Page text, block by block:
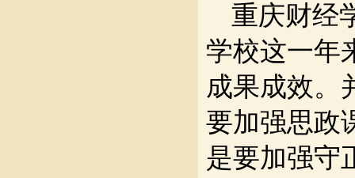
重庆财经
学校这一年
成果成效。
要加强思政
是要加强守